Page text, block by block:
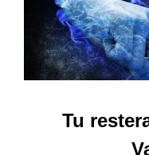
Tu